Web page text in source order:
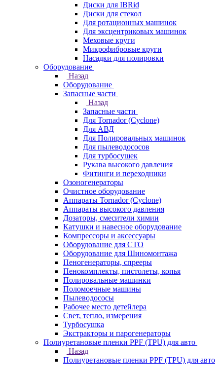
Диски для IBRid
Диски для стекол
Для ротационных машинок
Для эксцентриковых машинок
Меховые круги
Микрофибровые круги
Насадки для полировки
Оборудование
Назад
Оборудование
Запасные части
Назад
Запасные части
Для Tornador (Cyclone)
Для АВД
Для Полировальных машинок
Для пылеводососов
Для турбосушек
Рукава высокого давления
Фитинги и переходники
Озоногенераторы
Очистное оборудование
Аппараты Tornador (Cyclone)
Аппараты высокого давления
Дозаторы, смесители химии
Катушки и навесное оборудование
Компрессоры и аксессуары
Оборудование для СТО
Оборудование для Шиномонтажа
Пеногенераторы, спрееры
Пенокомплекты, пистолеты, копья
Полировальные машинки
Поломоечные машины
Пылеводососы
Рабочее место детейлера
Свет, тепло, измерения
Турбосушка
Экстракторы и парогенераторы
Полиуретановые пленки PPF (TPU) для авто
Назад
Полиуретановые пленки PPF (TPU) для авто